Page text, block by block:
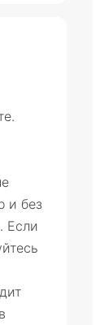
и без
Если